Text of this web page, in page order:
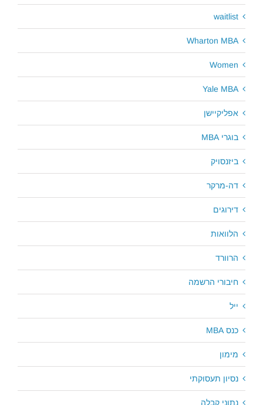
waitlist
Wharton MBA
Women
Yale MBA
אפליקיישן
בוגרי MBA
ביזנסויק
דה-מרקר
דירוגים
הלוואות
הרוורד
חיבורי הרשמה
ייל
כנס MBA
מימון
נסיון תעסוקתי
נתוני קבלה